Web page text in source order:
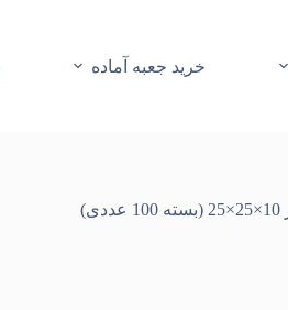
خرید جعبه آماده